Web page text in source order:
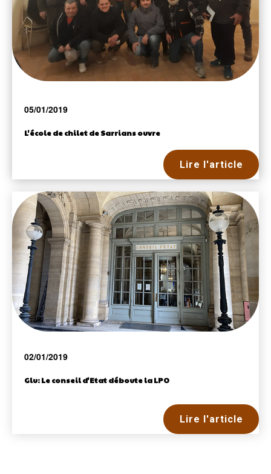
05/01/2019
L'école de chilet de Sarrians ouvre
Lire l'article
02/01/2019
Glu: Le conseil d'Etat déboute la LPO
Lire l'article